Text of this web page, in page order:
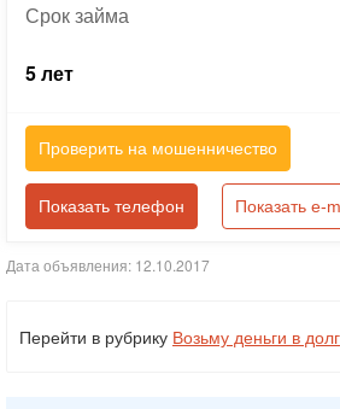
Срокзайма
5 лет
Проверить на мошенничество
Показать телефон Показать e-
Дата объявления: 12.10.2017
Перейти в рубрику Возьму деньги в долг